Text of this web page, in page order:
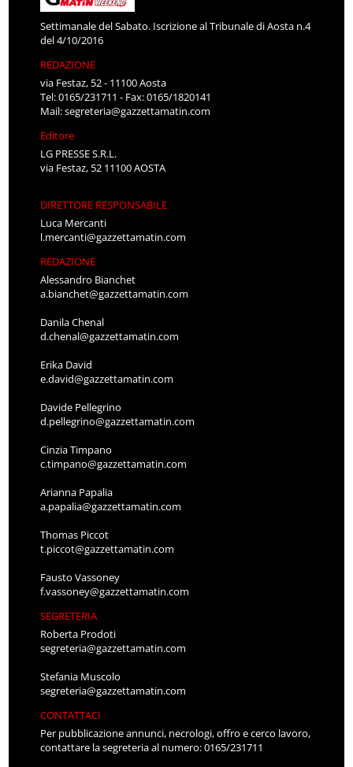
Settimanale del Sabato. Iscrizione al Tribunale di Aosta n.4
del 4/10/2016
REDAZIONE
via Festaz, 52 - 11100 Aosta
Tel: 0165/231711 - Fax: 0165/1820141
Mail:segreteria@gazzettamatin.com
Editore
LG PRESSE S.R.L.
via Festaz, 52 11100 AOSTA
DIRETTORE RESPONSABILE
Luca Mercanti
l.mercanti@gazzettamatin.com
REDAZIONE
Alessandro Bianchet
a.bianchet@gazzettamatin.com
Danila Chenal
d.chenal@gazzettamatin.com
Erika David
e.david@gazzettamatin.com
Davide Pellegrino
d.pellegrino@gazzettamatin.com
Cinzia Timpano
c.timpano@gazzettamatin.com
Arianna Papalia
a.papalia@gazzettamatin.com
Thomas Piccot
t.piccot@gazzettamatin.com
Fausto Vassoney
f.vassoney@gazzettamatin.com
SEGRETERIA
Roberta Prodoti
segreteria@gazzettamatin.com
Stefania Muscolo
segreteria@gazzettamatin.com
CONTATTACI
Per pubblicazione annunci, necrologi, offro e cerco lavoro,
contattare la segreteria al numero: 0165/231711